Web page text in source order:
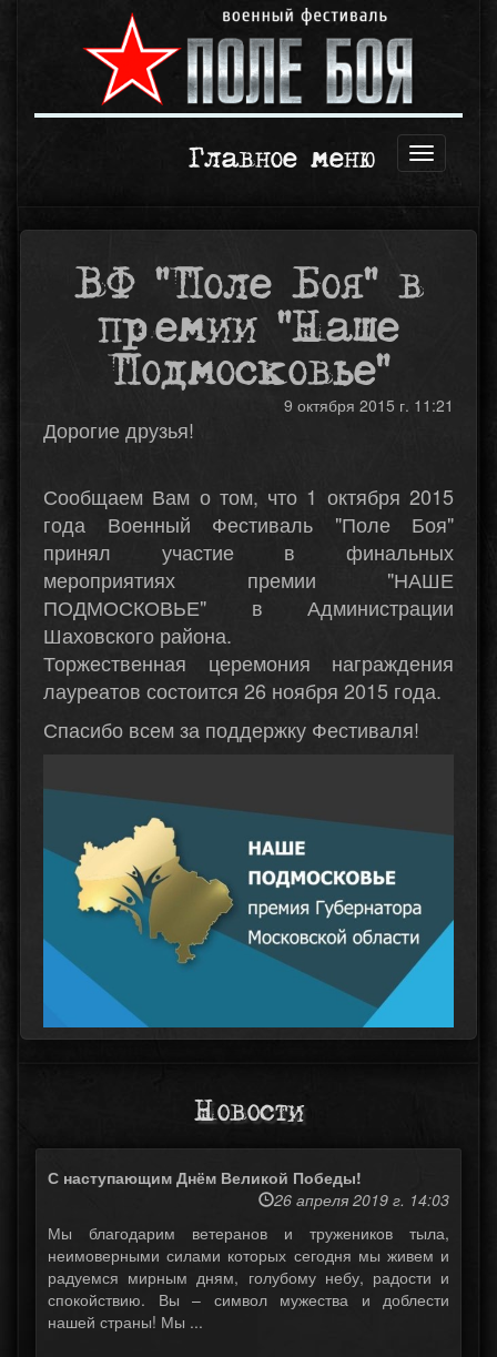
Открыть
Главное меню
ВФ "Поле Боя" в
премии "Наше
Подмосковье"
9 октября 2015 г. 11:21
Дорогие друзья!
Сообщаем Вам о том, что 1 октября 2015
года Военный Фестиваль "Поле Боя"
принял участие в финальных
мероприятиях премии "НАШЕ
ПОДМОСКОВЬЕ" в Администрации
Шаховского района.
Торжественная церемония награждения
лауреатов состоится 26 ноября 2015 года.
Спасибо всем за поддержку Фестиваля!
Новости
С наступающим Днём Великой Победы!
26 апреля 2019 г. 14:03
Мы благодарим ветеранов и тружеников тыла,
неимоверными силами которых сегодня мы живем и
радуемся мирным дням, голубому небу, радости и
спокойствию. Вы – символ мужества и доблести
нашей страны! Мы ...